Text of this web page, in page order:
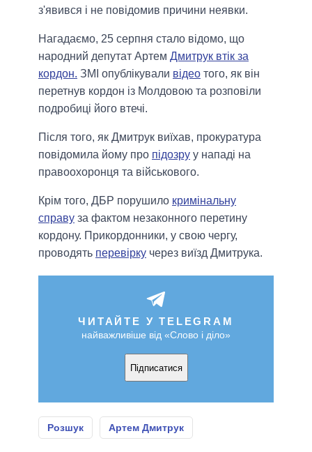
з'явився і не повідомив причини неявки.
Нагадаємо, 25 серпня стало відомо, що
народний депутат Артем Дмитрук втік за
кордон. ЗМІ опублікували відео того, як він
перетнув кордон із Молдовою та розповіли
подробиці його втечі.
Після того, як Дмитрук виїхав, прокуратура
повідомила йому про підозру у нападі на
правоохоронця та військового.
Крім того, ДБР порушило кримінальну
справу за фактом незаконного перетину
кордону. Прикордонники, у свою чергу,
проводять перевірку через виїзд Дмитрука.
ЧИТАЙТЕ У TELEGRAM
найважливіше від «Слово і діло»
Підписатися
Розшук Артем Дмитрук